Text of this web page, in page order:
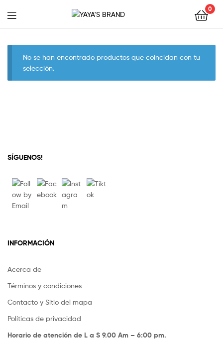
BRAND
0
No se han encontrado productos que coincidan con tu
selección.
SÍGUENOS!
INFORMACIÓN
Acerca de
Términos y condiciones
Contacto y Sitio del mapa
Políticas de privacidad
Horario de atención de L a S 9.00 Am – 6:00 pm.